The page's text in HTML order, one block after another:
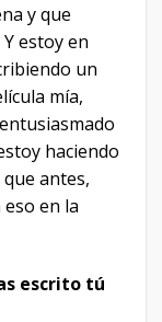
y que
estoy en
un
mía,
haciendo
antes,
en la
escrito tú